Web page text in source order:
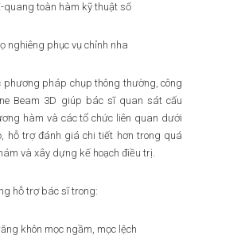
quang toàn hàm kỹ thuật số
nghiêng phục vụ chỉnh nha
phương pháp chụp thông thường, công
Beam 3D giúp bác sĩ quan sát cấu
hàm và các tổ chức liên quan dưới
hỗ trợ đánh giá chi tiết hơn trong quá
và xây dựng kế hoạch điều trị.
hỗ trợ bác sĩ trong:
khôn mọc ngầm, mọc lệch